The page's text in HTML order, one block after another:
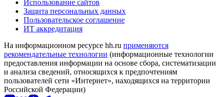
Использование сайтов
Защита персональных данных
Пользовательское соглашение
ИТ аккредитация
На информационном ресурсе hh.ru применяются
рекомендательные технологии (информационные технологии
предоставления информации на основе сбора, систематизации
и анализа сведений, относящихся к предпочтениям
пользователей сети «Интернет», находящихся на территории
Российской Федерации)